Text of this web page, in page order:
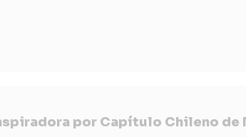
por Capítulo Chileno de